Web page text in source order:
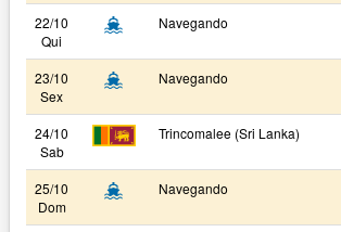
22/10
Qui
Navegando
23/10
Sex
Navegando
24/10
Sab
Trincomalee (Sri Lanka)
25/10
Dom
Navegando